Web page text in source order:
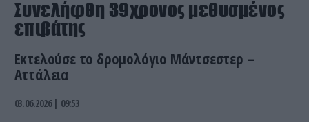
Συνελήφθη 39χρονος μεθυσμένος
επιβάτης
Εκτελούσε το δρομολόγιο Μάντσεστερ –
Αττάλεια
03.06.2026 | 09:53